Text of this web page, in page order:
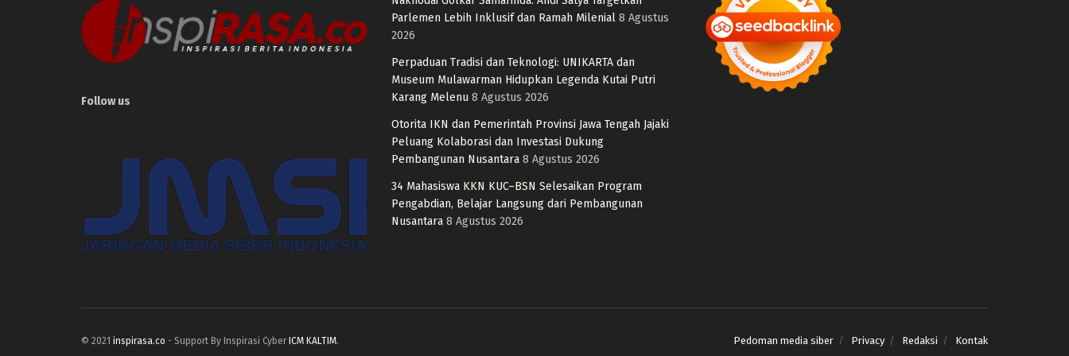
Follow us
Parlemen Lebih Inklusif dan Ramah Milenial 8 Agustus
2026
Perpaduan Tradisi dan Teknologi: UNIKARTA dan
Museum Mulawarman Hidupkan Legenda Kutai Putri
Karang Melenu 8 Agustus 2026
Otorita IKN dan Pemerintah Provinsi Jawa Tengah Jajaki
Peluang Kolaborasi dan Investasi Dukung
Pembangunan Nusantara 8 Agustus 2026
34 Mahasiswa KKN KUC–BSN Selesaikan Program
Pengabdian, Belajar Langsung dari Pembangunan
Nusantara 8 Agustus 2026
Pedoman media siber Privacy Redaksi Kontak
© 2021 inspirasa.co - Support By Inspirasi Cyber ICM KALTIM.